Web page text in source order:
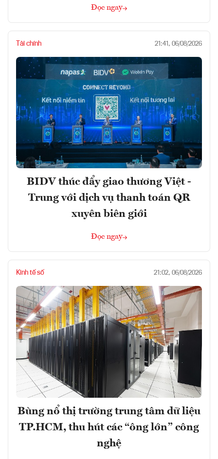
Đọc ngay
Tài chính 21:41, 06/08/2026
BIDV thúc đẩy giao thương Việt -
Trung với dịch vụ thanh toán QR
xuyên biên giới
Đọc ngay
Kinh tế số 21:02, 06/08/2026
Bùng nổ thị trường trung tâm dữ liệu
TP.HCM, thu hút các “ông lớn” công
nghệ